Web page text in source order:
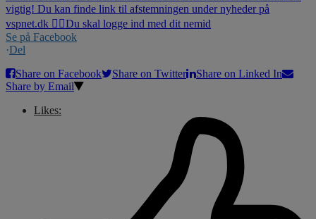
Se på Facebook
·Del
Share on Facebook
Share on Twitter
Share on Linked In
Share by Email
Likes: